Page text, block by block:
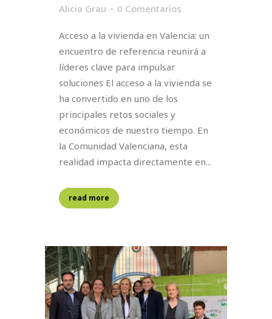
Alicia Grau
0 Comentarios
Acceso a la vivienda en Valencia: un
encuentro de referencia reunirá a
líderes clave para impulsar
soluciones El acceso a la vivienda se
ha convertido en uno de los
principales retos sociales y
económicos de nuestro tiempo. En
la Comunidad Valenciana, esta
realidad impacta directamente en...
read more